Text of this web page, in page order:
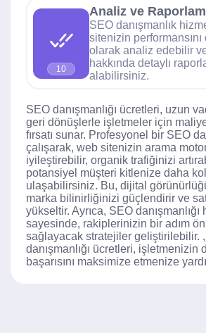
10
Analiz ve
SEO danışmanlık
sitenizin
olarak analiz edebilir
hakkında detaylı
alabilirsiniz.
SEO danışmanlığı ücretleri, uzun
geri dönüşlerle işletmeler için
fırsatı sunar. Profesyonel bir SEO
çalışarak, web sitenizin arama
iyileştirebilir, organik trafiğinizi
potansiyel müşteri kitlenize daha
ulaşabilirsiniz. Bu, dijital
marka bilinirliğinizi güçlendirir ve
yükseltir. Ayrıca, SEO danışmanlığı
sayesinde, rakiplerinizin bir adım
sağlayacak stratejiler geliştirilebilir.
danışmanlığı ücretleri, işletmenizin
başarısını maksimize etmenize